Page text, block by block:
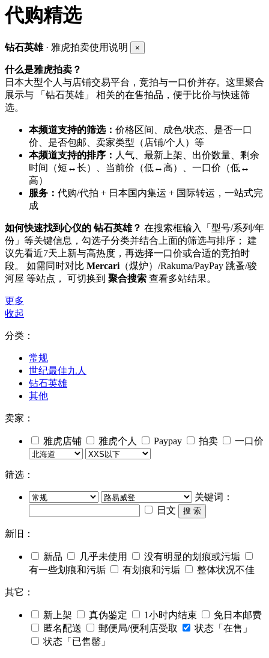
代购精选
钻石英雄· 雅虎拍卖使用说明 ×
什么是雅虎拍卖？
日本大型个人与店铺交易平台，竞拍与一口价并存。这里聚合
展示与 「钻石英雄」 相关的在售拍品，便于比价与快速筛
选。
本频道支持的筛选： 价格区间、成色/状态、是否一口
价、是否包邮、卖家类型（店铺/个人）等
本频道支持的排序： 人气、最新上架、出价数量、剩余
时间（短↔长）、当前价（低↔高）、一口价（低↔
高）
服务： 代购/代拍 + 日本国内集运 + 国际转运，一站式完
成
如何快速找到心仪的 钻石英雄？ 在搜索框输入「型号/系列/年
份」等关键信息，勾选子分类并结合上面的筛选与排序； 建
议先看近7天上新与高热度，再选择一口价或合适的竞拍时
段。 如需同时对比 Mercari （煤炉）/Rakuma/PayPay 跳蚤/骏
河屋 等站点， 可切换到 聚合搜索 查看多站结果。
更多
收起
分类：
常规
世纪最佳九人
钻石英雄
其他
卖家：
雅虎店铺 雅虎个人 Paypay 拍卖 一口价
筛选：
关键词：
日文
搜 索
新旧：
新品 几乎未使用
没有明显的划痕或污垢
有一些划痕和污垢
有划痕和污垢 整体状况不佳
其它：
新上架 真伪鉴定 1小时内结束
免日本邮费
匿名配送
郵便局/便利店受取
状态「在售」
状态「已售罄」